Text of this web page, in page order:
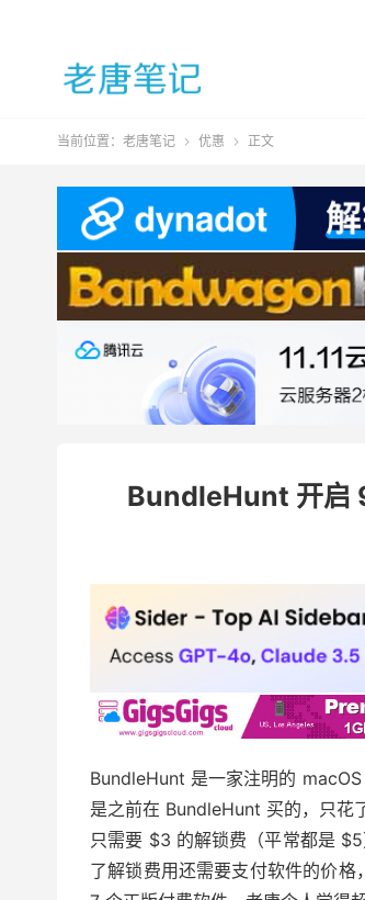
当前位置： 老唐笔记  优惠  正文
BundleHunt 开启
BundleHunt 是一家注明的
是之前在 BundleHunt 买的，只花
只需要 $3 的解锁费（平常都是
了解锁费用还需要支付软件的价